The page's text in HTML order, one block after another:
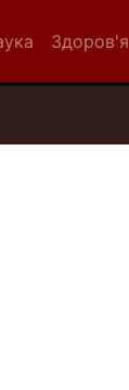
Здоров'я